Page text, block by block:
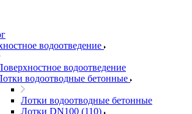
водоотведение
водоотведение
водоотводные бетонные
Лотки водоотводные бетонные
Лотки DN100 (110)